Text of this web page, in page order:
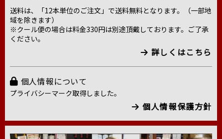
送料は、「12本単位のご注文」で送料無料となります。（一部地
域を除きます）
※クール便の場合は料金330円は別途頂戴しております。ご了承
ください。
詳しくはこちら
個人情報について
プライバシーマーク取得しました。
個人情報保護方針